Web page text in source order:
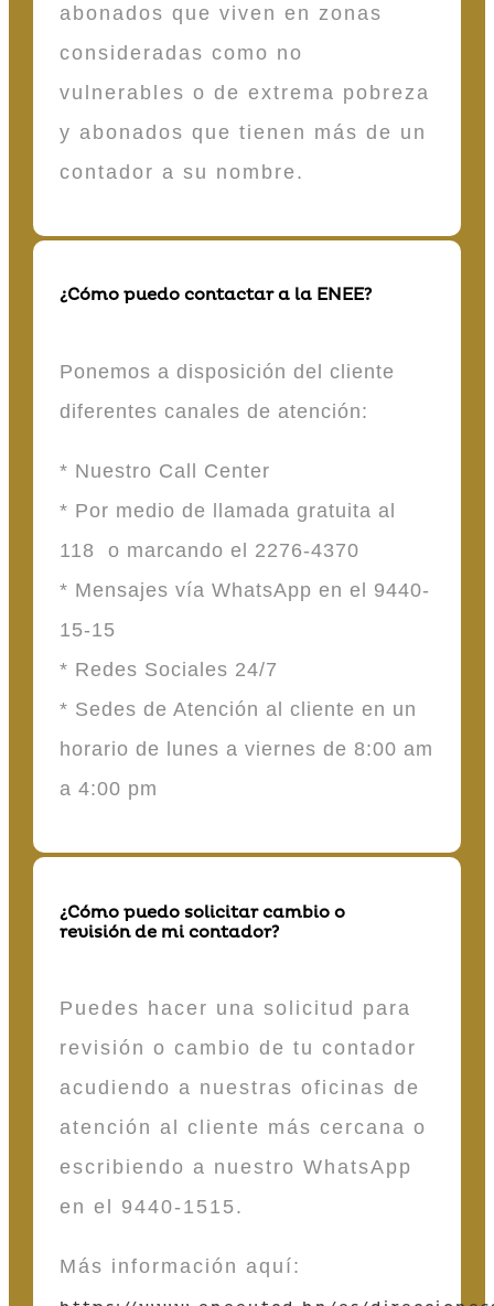
abonados que viven en zonas
consideradas como no
vulnerables o de extrema pobreza
y abonados que tienen más de un
contador a su nombre.
¿Cómo puedo contactar a la ENEE?
Ponemos a disposición del cliente
diferentes canales de atención:
* Nuestro Call Center
* Por medio de llamada gratuita al
118 o marcando el 2276-4370
* Mensajes vía WhatsApp en el 9440-
15-15
* Redes Sociales 24/7
* Sedes de Atención al cliente en un
horario de lunes a viernes de 8:00 am
a 4:00 pm
¿Cómo puedo solicitar cambio o
revisión de mi contador?
Puedes hacer una solicitud para
revisión o cambio de tu contador
acudiendo a nuestras oficinas de
atención al cliente más cercana o
escribiendo a nuestro WhatsApp
en el 9440-1515.
Más información aquí: